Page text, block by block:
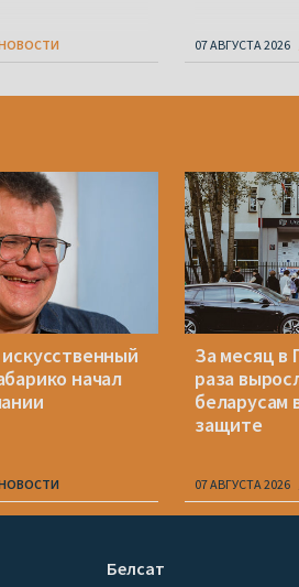
07 АВГУСТА 2026
начал
За месяц в
раза
беларусам
защите
07 АВГУСТА 2026
Белсат